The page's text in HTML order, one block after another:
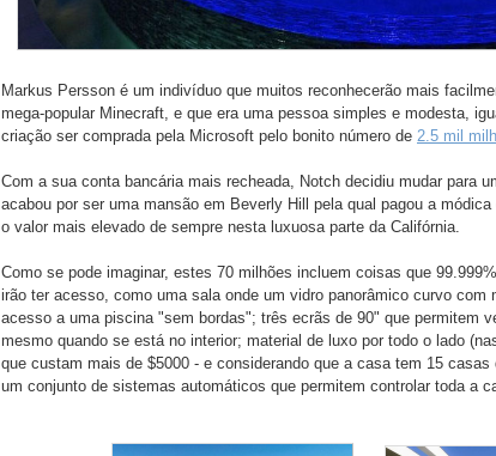
Markus Persson é um indivíduo que muitos reconhecerão mais
mega-popular Minecraft, e que era uma pessoa simples e modesta,
criação ser comprada pela Microsoft pelo bonito número de 2.5 mil
Com a sua conta bancária mais recheada, Notch decidiu mudar para
acabou por ser uma mansão em Beverly Hill pela qual pagou a
o valor mais elevado de sempre nesta luxuosa parte da Califórnia.
Como se pode imaginar, estes 70 milhões incluem coisas que
irão ter acesso, como uma sala onde um vidro panorâmico curvo com
acesso a uma piscina "sem bordas"; três ecrãs de 90" que permitem
mesmo quando se está no interior; material de luxo por todo o lado
que custam mais de $5000 - e considerando que a casa tem 15
um conjunto de sistemas automáticos que permitem controlar toda a